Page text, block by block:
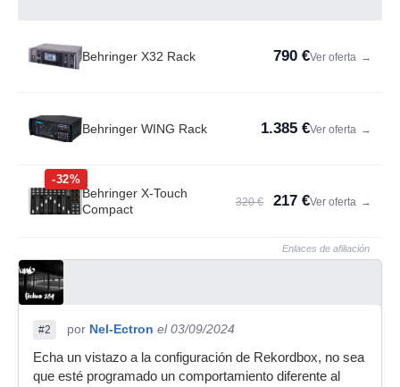
Behringer X32 Rack 790 €Ver oferta →
Behringer WING Rack 1.385 €Ver oferta →
-32%
Behringer X-Touch
Compact
320 € 217 €Ver oferta →
Enlaces de afiliación
#2 por Nel-Ectron el 03/09/2024
Echa un vistazo a la configuración de Rekordbox, no sea
que esté programado un comportamiento diferente al